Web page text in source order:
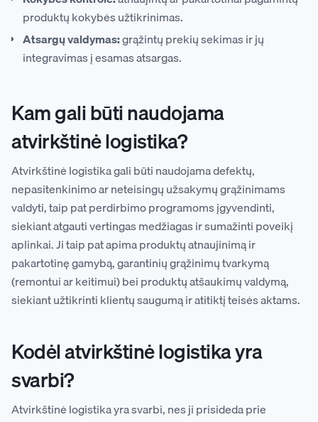
produktų kokybės užtikrinimas.
Atsargų valdymas:grąžintų prekių sekimas ir jų
integravimas į esamas atsargas.
Kam gali būti naudojama
atvirkštinė logistika?
Atvirkštinė logistika gali būti naudojama defektų,
nepasitenkinimo ar neteisingų užsakymų grąžinimams
valdyti, taip pat perdirbimo programoms įgyvendinti,
siekiant atgauti vertingas medžiagas ir sumažinti poveikį
aplinkai. Ji taip pat apima produktų atnaujinimą ir
pakartotinę gamybą, garantinių grąžinimų tvarkymą
(remontui ar keitimui) bei produktų atšaukimų valdymą,
siekiant užtikrinti klientų saugumą ir atitiktį teisės aktams.
Kodėl atvirkštinė logistika yra
svarbi?
Atvirkštinė logistika yra svarbi, nes ji prisideda prie